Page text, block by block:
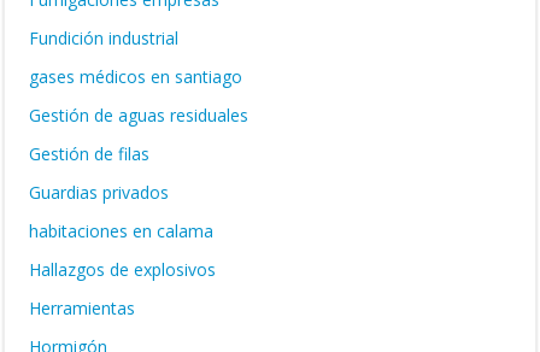
Fundición industrial
gases médicos en santiago
Gestión de aguas residuales
Gestión de filas
Guardias privados
habitaciones en calama
Hallazgos de explosivos
Herramientas
Hormigón